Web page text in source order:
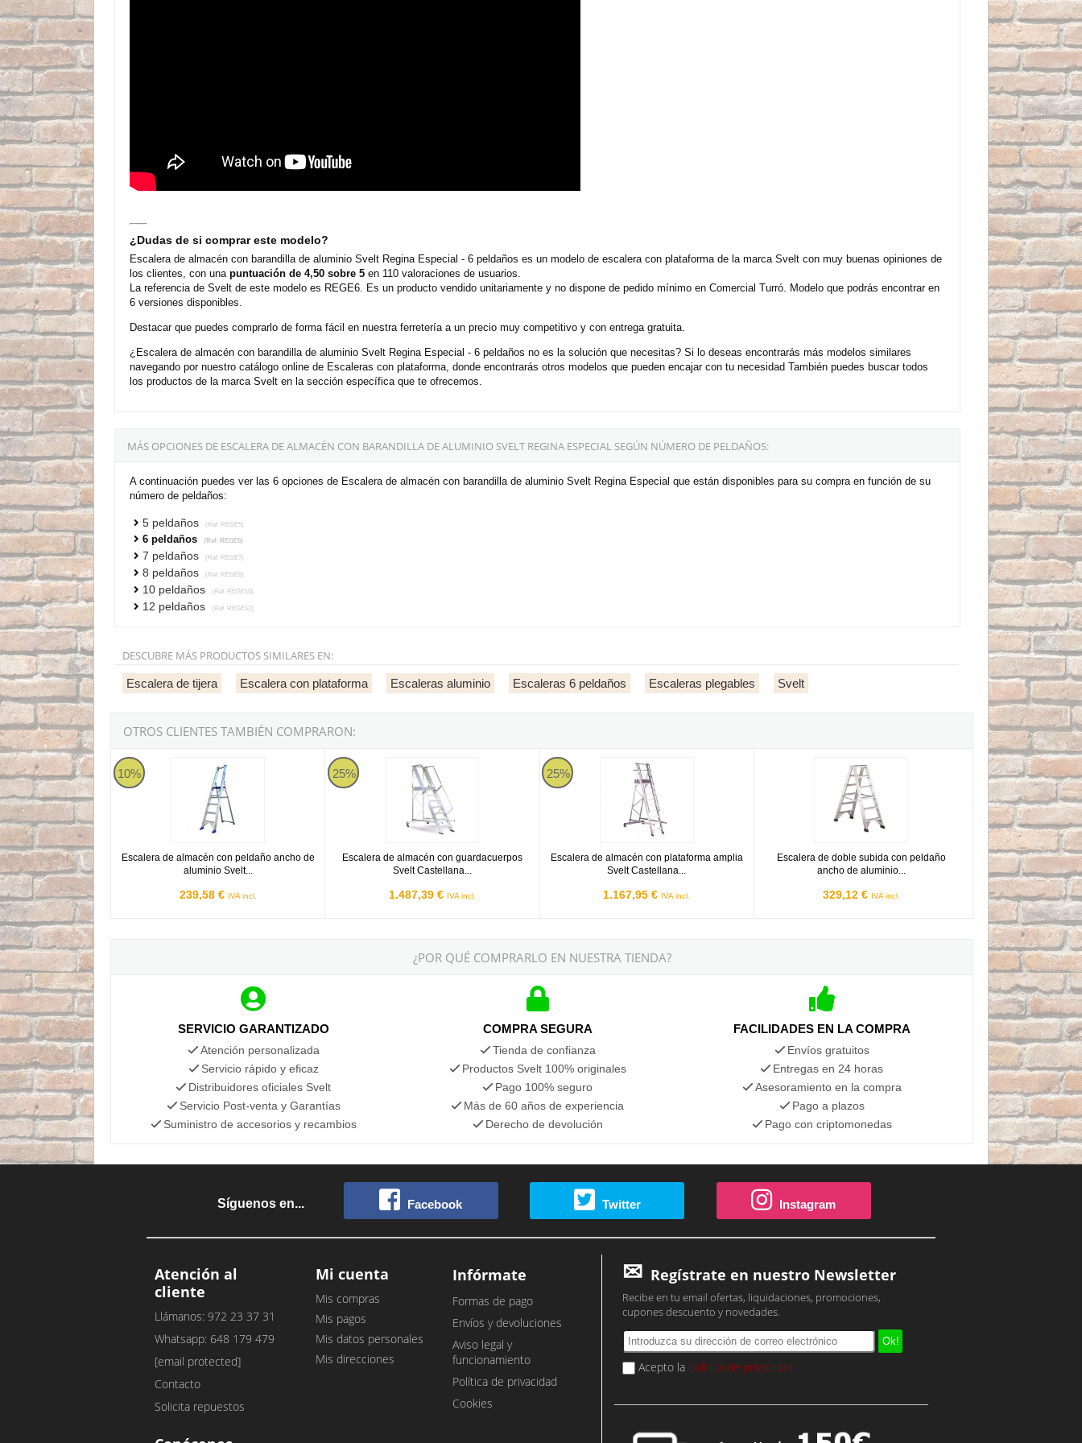
¿Dudas de si comprar este modelo?
Escalera de almacén con barandilla de aluminio Svelt Regina Especial - 6 peldaños es un modelo de escalera con plataforma de la marca Svelt con muy buenas opiniones de
los clientes, con una puntuación de 4,50 sobre 5 en 110 valoraciones de usuarios.
La referencia de Svelt de este modelo es REGE6. Es un producto vendido unitariamente y no dispone de pedido mínimo en Comercial Turró. Modelo que podrás encontrar en
6 versiones disponibles.
Destacar que puedes comprarlo de forma fácil en nuestra ferretería a un precio muy competitivo y con entrega gratuita.
¿Escalera de almacén con barandilla de aluminio Svelt Regina Especial - 6 peldaños no es la solución que necesitas? Si lo deseas encontrarás más modelos similares
navegando por nuestro catálogo online de Escaleras con plataforma, donde encontrarás otros modelos que pueden encajar con tu necesidad También puedes buscar todos
los productos de la marca Svelt en la sección específica que te ofrecemos.
MÁS OPCIONES DE ESCALERA DE ALMACÉN CON BARANDILLA DE ALUMINIO SVELT REGINA ESPECIAL SEGÚN NÚMERO DE PELDAÑOS:
A continuación puedes ver las 6 opciones de Escalera de almacén con barandilla de aluminio Svelt Regina Especial que están disponibles para su compra en función de su
número de peldaños:
5 peldaños (Ref. REGE5)
6 peldaños (Ref. REGE6)
7 peldaños (Ref. REGE7)
8 peldaños (Ref. REGE8)
10 peldaños (Ref. REGE10)
12 peldaños (Ref. REGE12)
DESCUBRE MÁS PRODUCTOS SIMILARES EN:
Escalera de tijera Escalera con plataforma Escaleras aluminio Escaleras 6 peldaños Escaleras plegables Svelt
OTROS CLIENTES TAMBIÉN COMPRARON:
10%
Escalera de almacén con peldaño ancho de
aluminio Svelt...
239,58 € IVA incl.
Escalera de almacén con peldaño ancho de aluminio Svelt Regina - 5 peldaños
25%
Escalera de almacén con guardacuerpos
Svelt Castellana...
1.487,39 € IVA incl.
Escalera de almacén con guardacuerpos Svelt Castellana Maxi - 4 peldaños
25%
Escalera de almacén con plataforma amplia
Svelt Castellana...
1.167,95 € IVA incl.
Escalera de almacén con plataforma amplia Svelt Castellana - 4 peldaños
Escalera de doble subida con peldaño
ancho de aluminio...
329,12 € IVA incl.
Escalera de doble subida con peldaño ancho de aluminio
¿POR QUÉ COMPRARLO EN NUESTRA TIENDA?
SERVICIO GARANTIZADO
Atención personalizada
Servicio rápido y eficaz
Distribuidores oficiales Svelt
Servicio Post-venta y Garantías
Suministro de accesorios y recambios
COMPRA SEGURA
Tienda de confianza
Productos Svelt 100% originales
Pago 100% seguro
Más de 60 años de experiencia
Derecho de devolución
FACILIDADES EN LA COMPRA
Envíos gratuitos
Entregas en 24 horas
Asesoramiento en la compra
Pago a plazos
Pago con criptomonedas
Síguenos en... Facebook Twitter Instagram
Atención al
cliente
Llámanos: 972 23 37 31
Whatsapp: 648 179 479
[email protected]
Contacto
Solicita repuestos
Mi cuenta
Mis compras
Mis pagos
Mis datos personales
Mis direcciones
Infórmate
Formas de pago
Envíos y devoluciones
Aviso legal y
funcionamiento
Política de privacidad
Cookies
Regístrate en nuestro Newsletter
Recibe en tu email ofertas, liquidaciones, promociones,
cupones descuento y novedades.
Acepto la política de privacidad